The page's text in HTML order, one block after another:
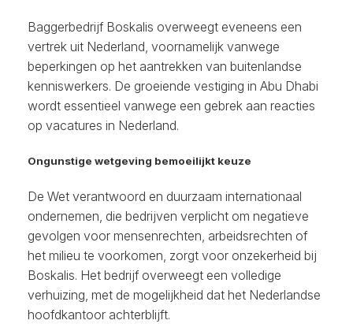
Baggerbedrijf Boskalis overweegt eveneens een
vertrek uit Nederland, voornamelijk vanwege
beperkingen op het aantrekken van buitenlandse
kenniswerkers. De groeiende vestiging in Abu Dhabi
wordt essentieel vanwege een gebrek aan reacties
op vacatures in Nederland.
Ongunstige wetgeving bemoeilijkt keuze
De Wet verantwoord en duurzaam internationaal
ondernemen, die bedrijven verplicht om negatieve
gevolgen voor mensenrechten, arbeidsrechten of
het milieu te voorkomen, zorgt voor onzekerheid bij
Boskalis. Het bedrijf overweegt een volledige
verhuizing, met de mogelijkheid dat het Nederlandse
hoofdkantoor achterblijft.